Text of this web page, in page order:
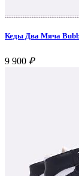
Кеды Два Мяча
9 900 ₽